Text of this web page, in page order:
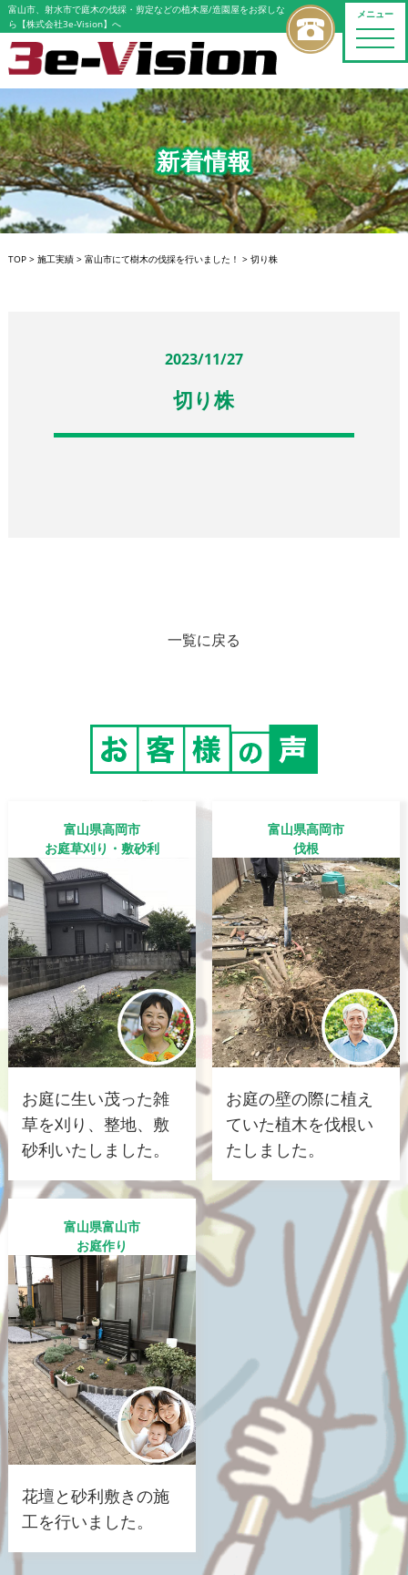
メニュー
toggle
富山市、射水市で庭木の伐採・剪定などの植木屋/造園屋をお探しな
ら【株式会社3e-Vision】へ
新着情報
TOP> 施工実績> 富山市にて樹木の伐採を行いました！ > 切り株
2023/11/27
切り株
一覧に戻る
富山県高岡市
お庭草刈り・敷砂利
お庭に生い茂った雑
草を刈り、整地、敷
砂利いたしました。
富山県高岡市
伐根
お庭の壁の際に植え
ていた植木を伐根い
たしました。
富山県富山市
お庭作り
花壇と砂利敷きの施
工を行いました。